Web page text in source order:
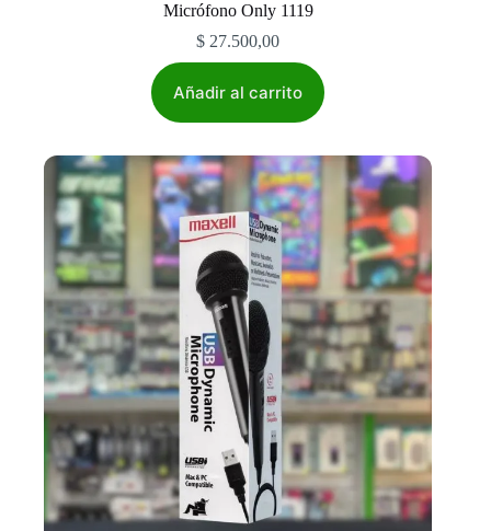
Micrófono Only 1119
$ 27.500,00
Añadir al carrito